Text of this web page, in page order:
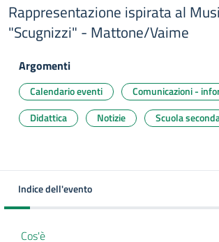
Rappresentazione ispirata al
"Scugnizzi" - Mattone/Vaime
Argomenti
Calendario eventi
Comunicazioni -
Didattica
Notizie Scuola
Indice dell'evento
Cos'è